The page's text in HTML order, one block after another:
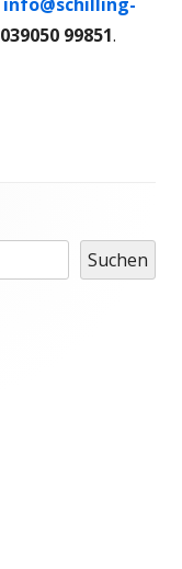
039050 99851.
Suchen